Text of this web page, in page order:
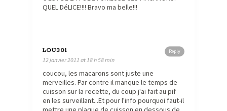
QUEL DéLICE!!!! Bravo ma belle!!!
Reply
LOU301
12 janvier 2011 at 18 h 58 min
coucou, les macarons sont juste une
merveilles. Par contre il manque le temps de
cuisson sur la recette, du coup j'ai fait au pif
en les surveillant...Et pour l'info pourquoi faut-il